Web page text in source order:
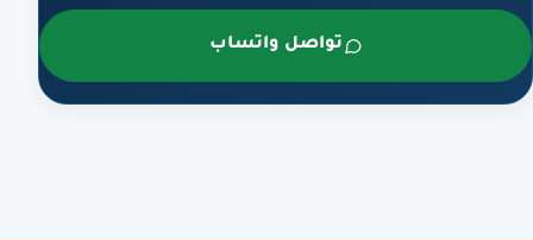
تواصل واتساب